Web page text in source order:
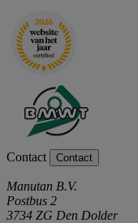
Contact Contact
Manutan B.V.
Postbus 2
3734 ZG Den Dolder